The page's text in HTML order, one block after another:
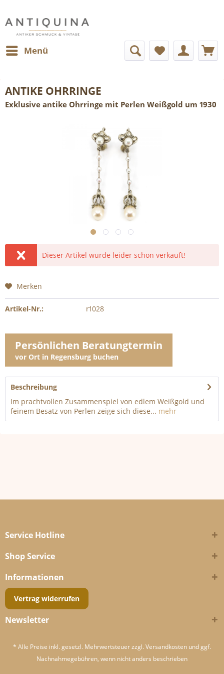
Menü
ANTIKE OHRRINGE
Exklusive antike Ohrringe mit Perlen Weißgold um 1930
Dieser Artikel wurde leider schon verkauft!
Merken
Artikel-Nr.: r1028
Persönlichen Beratungtermin
vor Ort in Regensburg buchen
Beschreibung
Im prachtvollen Zusammenspiel von edlem Weißgold und
feinem Besatz von Perlen zeige sich diese... mehr
Service Hotline
Shop Service
Informationen
Vertrag widerrufen
Newsletter
* Alle Preise inkl. gesetzl. Mehrwertsteuer zzgl. Versandkosten und ggf.
Nachnahmegebühren, wenn nicht anders beschrieben